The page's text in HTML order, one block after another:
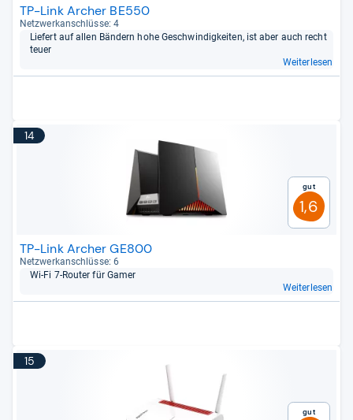
TP-Link Archer BE550
Netz­werk­an­schlüsse: 4
Lie­fert auf allen Bän­dern hohe Geschwin­dig­kei­ten, ist aber auch recht
teuer
Weiterlesen
14
Gut
1,6
TP-Link Archer GE800
Netz­werk­an­schlüsse: 6
Wi-​Fi 7-​Rou­ter für Gamer
Weiterlesen
15
Gut